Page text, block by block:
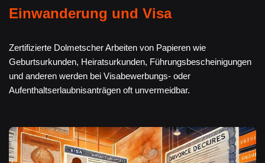
Einwanderung und Visa
Zertifizierte Dolmetscher Arbeiten von Papieren wie
Geburtsurkunden, Heiratsurkunden, Führungsbescheinigungen
und anderen werden bei Visabewerbungs- oder
Aufenthaltserlaubnisanträgen oft unvermeidbar.